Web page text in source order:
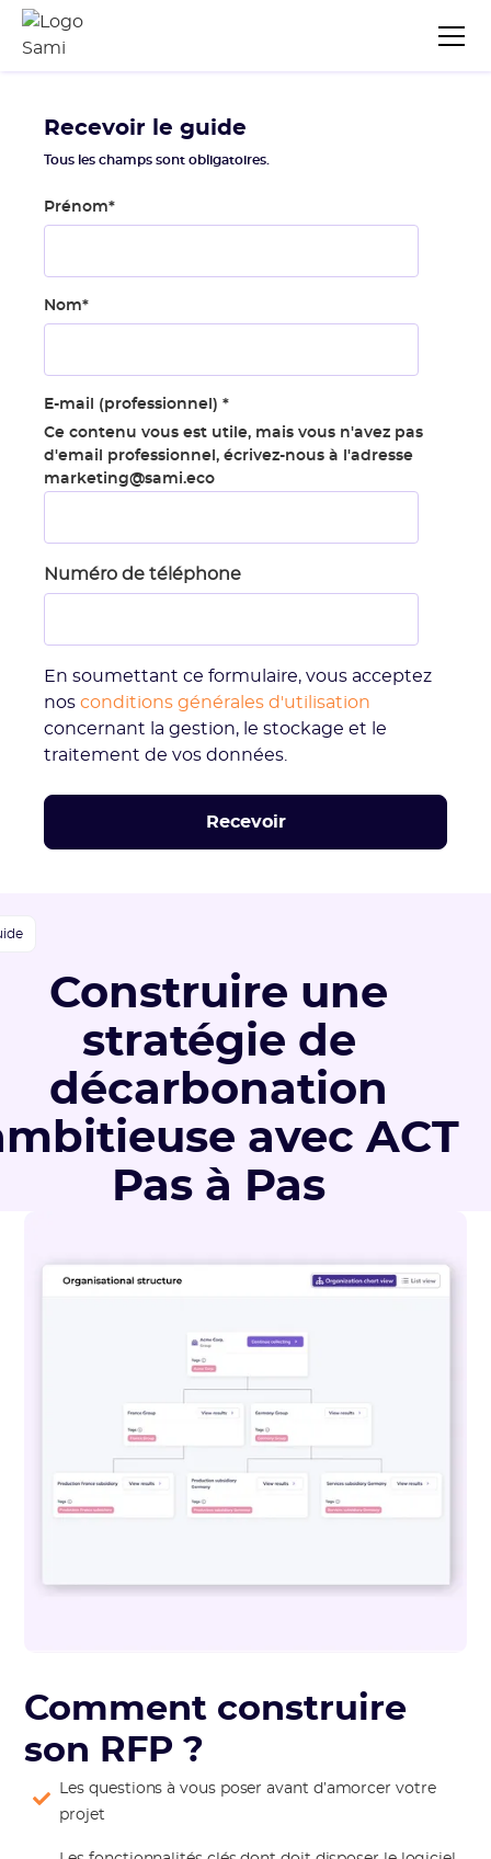
Construire une
stratégie de
décarbonation
avec ACT
Pas à Pas
Recevoir le guide
Tous les champs sont obligatoires.
Prénom*
Nom*
E-mail (professionnel) *
Ce contenu vous est utile, mais vous n'avez pas
d'email professionnel, écrivez-nous à l'adresse
marketing@sami.eco
Numéro de téléphone
En soumettant ce formulaire, vous acceptez
nos conditions générales d'utilisation
concernant la gestion, le stockage et le
traitement de vos données.
Comment construire
son RFP ?
Les questions à vous poser avant d’amorcer votre
projet